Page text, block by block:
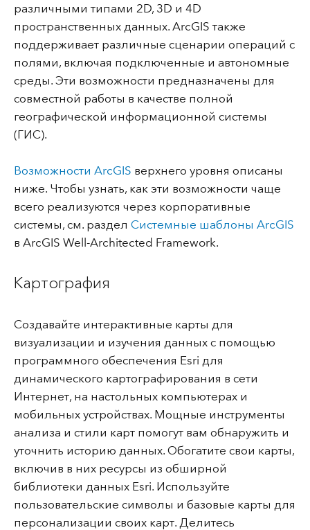
различными типами 2D, 3D и 4D
пространственных данных. ArcGIS также
поддерживает различные сценарии операций с
полями, включая подключенные и автономные
среды. Эти возможности предназначены для
совместной работы в качестве полной
географической информационной системы
(ГИС).
Возможности ArcGIS верхнего уровня описаны
ниже. Чтобы узнать, как эти возможности чаще
всего реализуются через корпоративные
системы, см. раздел Системные шаблоны ArcGIS
в ArcGIS Well-Architected Framework.
Картография
Создавайте интерактивные карты для
визуализации и изучения данных с помощью
программного обеспечения Esri для
динамического картографирования в сети
Интернет, на настольных компьютерах и
мобильных устройствах. Мощные инструменты
анализа и стили карт помогут вам обнаружить и
уточнить историю данных. Обогатите свои карты,
включив в них ресурсы из обширной
библиотеки данных Esri. Используйте
пользовательские символы и базовые карты для
персонализации своих карт. Делитесь